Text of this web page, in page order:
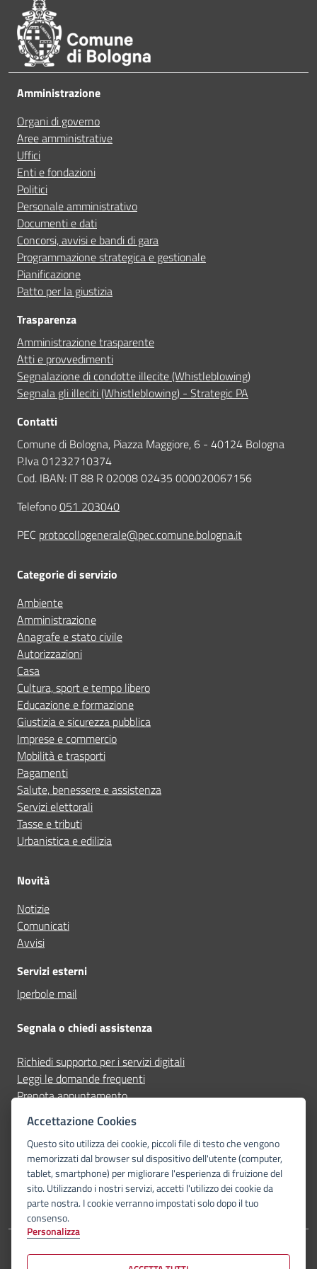
Ho avuto problemi tecnici
Altro
Parla con il chatbot tributi
Prenota appuntamento
Segnala disservizio
Amministrazione
Organi di governo
Aree amministrative
Uffici
Enti e fondazioni
Politici
Personale amministrativo
Documenti e dati
Concorsi, avvisi e bandi di gara
Programmazione strategica e gestionale
Pianificazione
Patto per la giustizia
Trasparenza
Amministrazione trasparente
Atti e provvedimenti
Segnalazione di condotte illecite (Whistleblowing)
Segnala gli illeciti (Whistleblowing) - Strategic PA
Contatti
Comune di Bologna, Piazza Maggiore, 6 - 40124 Bologna
P.Iva 01232710374
Cod. IBAN: IT 88 R 02008 02435 000020067156
Telefono051 203040
PEC protocollogenerale@pec.comune.bologna.it
Categorie di servizio
Ambiente
Amministrazione
Anagrafe e stato civile
Autorizzazioni
Casa
Cultura, sport e tempo libero
Educazione e formazione
Giustizia e sicurezza pubblica
Imprese e commercio
Mobilità e trasporti
Pagamenti
Salute, benessere e assistenza
Servizi elettorali
Tasse e tributi
Urbanistica e edilizia
Novità
Notizie
Comunicati
Avvisi
Servizi esterni
Iperbole mail
Segnala o chiedi assistenza
Richiedi supporto per i servizi digitali
Leggi le domande frequenti
Prenota appuntamento
Segnala disservizio
Seguici su
facebookinstagram
youtubetelegram-plane
whatsapp
Accettazione Cookies
Questo sito utilizza dei cookie, piccoli file di testo che vengono
memorizzati dal browser sul dispositivo dell'utente (computer,
tablet, smartphone) per migliorare l'esperienza di fruizione del
sito. Utilizzando i nostri servizi, accetti l'utilizzo dei cookie da
parte nostra. I cookie verranno impostati solo dopo il tuo
consenso.
Personalizza